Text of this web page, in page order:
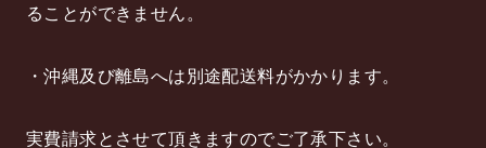
ることができません。
・沖縄及び離島へは別途配送料がかかります。
実費請求とさせて頂きますのでご了承下さい。